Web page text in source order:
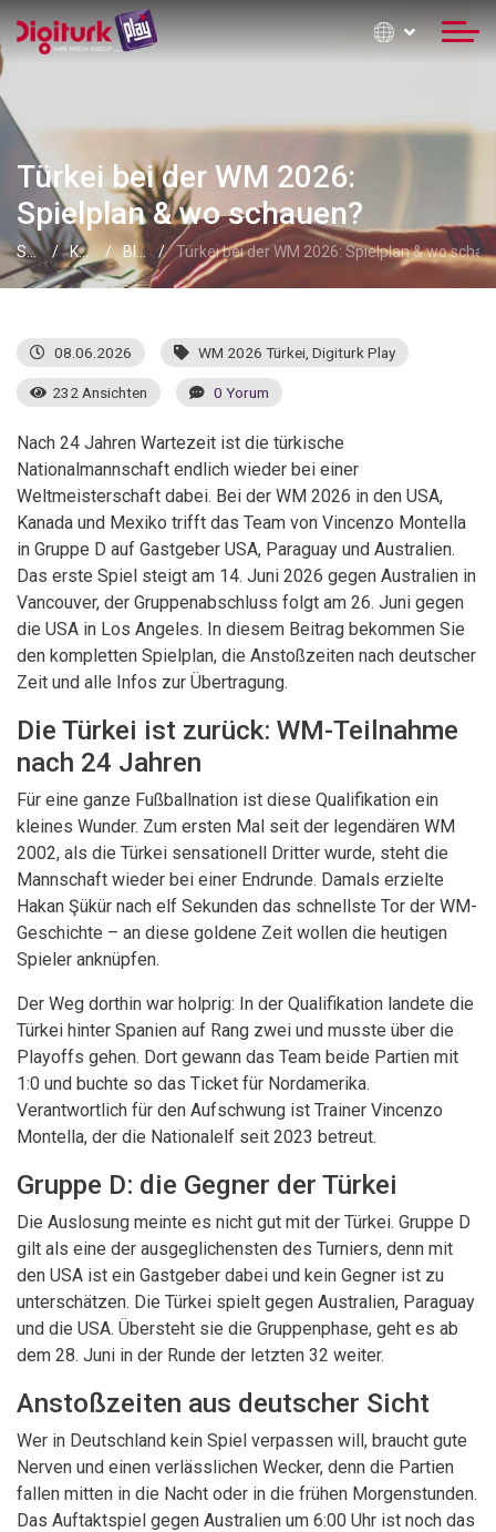
Türkei bei der WM 2026:
Spielplan & wo schauen?
Startseite Kontaktinformationen Blog Türkei bei der WM 2026: Spielplan & wo
08.06.2026 WM 2026 Türkei Digiturk Play
232 Ansichten 0 Yorum
Nach 24 Jahren Wartezeit ist die türkische
Nationalmannschaft endlich wieder bei einer
Weltmeisterschaft dabei. Bei der WM 2026 in den USA,
Kanada und Mexiko trifft das Team von Vincenzo Montella
in Gruppe D auf Gastgeber USA, Paraguay und Australien.
Das erste Spiel steigt am 14. Juni 2026 gegen Australien in
Vancouver, der Gruppenabschluss folgt am 26. Juni gegen
die USA in Los Angeles. In diesem Beitrag bekommen Sie
den kompletten Spielplan, die Anstoßzeiten nach deutscher
Zeit und alle Infos zur Übertragung.
Die Türkei ist zurück: WM-Teilnahme
nach 24 Jahren
Für eine ganze Fußballnation ist diese Qualifikation ein
kleines Wunder. Zum ersten Mal seit der legendären WM
2002, als die Türkei sensationell Dritter wurde, steht die
Mannschaft wieder bei einer Endrunde. Damals erzielte
Hakan Şükür nach elf Sekunden das schnellste Tor der WM-
Geschichte – an diese goldene Zeit wollen die heutigen
Spieler anknüpfen.
Der Weg dorthin war holprig: In der Qualifikation landete die
Türkei hinter Spanien auf Rang zwei und musste über die
Playoffs gehen. Dort gewann das Team beide Partien mit
1:0 und buchte so das Ticket für Nordamerika.
Verantwortlich für den Aufschwung ist Trainer Vincenzo
Montella, der die Nationalelf seit 2023 betreut.
Gruppe D: die Gegner der Türkei
Die Auslosung meinte es nicht gut mit der Türkei. Gruppe D
gilt als eine der ausgeglichensten des Turniers, denn mit
den USA ist ein Gastgeber dabei und kein Gegner ist zu
unterschätzen. Die Türkei spielt gegen Australien, Paraguay
und die USA. Übersteht sie die Gruppenphase, geht es ab
dem 28. Juni in der Runde der letzten 32 weiter.
Anstoßzeiten aus deutscher Sicht
Wer in Deutschland kein Spiel verpassen will, braucht gute
Nerven und einen verlässlichen Wecker, denn die Partien
fallen mitten in die Nacht oder in die frühen Morgenstunden.
Das Auftaktspiel gegen Australien um 6:00 Uhr ist noch das